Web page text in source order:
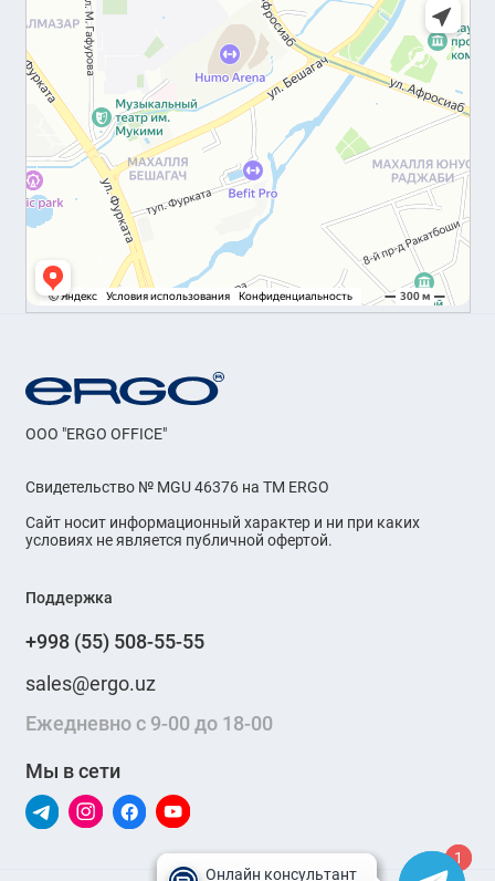
OOO "ERGO OFFICE"
Свидетельство № MGU 46376 на ТМ ERGO
Сайт носит информационный характер и ни при каких
условиях не является публичной офертой.
Поддержка
+998 (55) 508-55-55
sales@ergo.uz
Ежедневно с 9-00 до 18-00
Мы в сети
1
1